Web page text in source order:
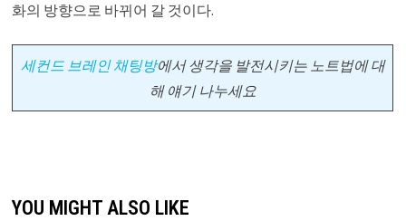
화의 방향으로 바뀌어 갈 것이다.
세컨드 브레인 채팅방에서생각을 발전시키는 노트법에 대
해 얘기 나누세요
YOU MIGHT ALSO LIKE